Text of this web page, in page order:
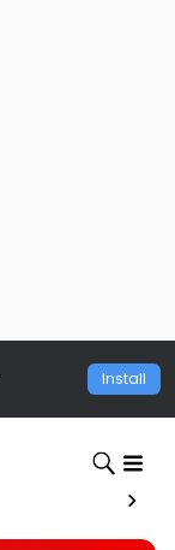
Install